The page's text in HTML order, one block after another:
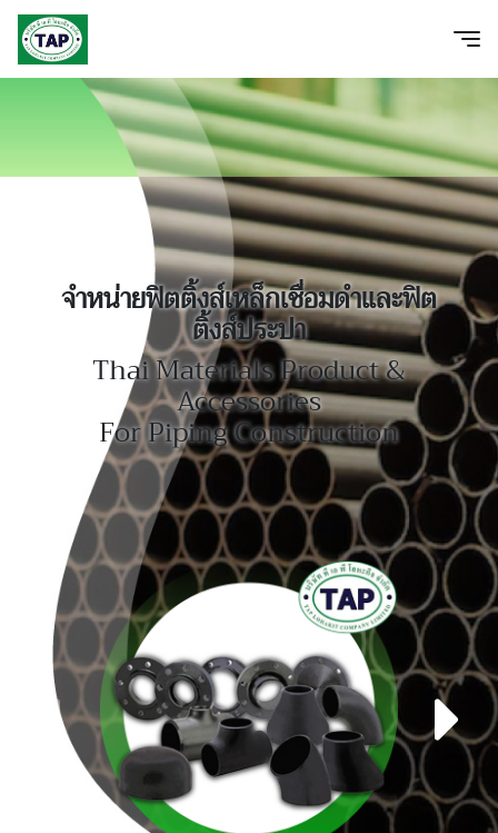
จำหน่ายฟิตติ้งส์เหล็กเชื่อมดำและฟิต
ติ้งส์ประปา
Thai Materials Product &
Accessories
For Piping Construction